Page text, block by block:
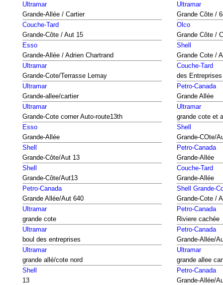
Ultramar
Grande-Allée / Cartier
Ultramar
Grande Côte /
Couche-Tard
Grande-Côte / Aut 15
Olco
Grande Côte /
Esso
Grande-Allée / Adrien Chartrand
Shell
Grande Cote /
Ultramar
Grande-Cote/Terrasse Lemay
Couche-Tard
des
Ultramar
Grande-allee/cartier
Petro-Canada
Grande Allée
Ultramar
Grande-Cote corner Auto-route13th
Ultramar
grande cote et
Esso
Grande-Allée
Shell
Grande-COte/
Shell
Grande-Côte/Aut 13
Petro-Canada
Grande-Allée
Shell
Grande-Côte/Aut13
Couche-Tard
Grande-Allée
Petro-Canada
Grande Allée/Aut 640
Shell Grande-
Grande-Cote /
Ultramar
grande cote
Petro-Canada
Riviere cachée
Ultramar
boul des entreprises
Petro-Canada
Grande-Allée/
Ultramar
grande allé/cote nord
Ultramar
grande allee
Shell
13
Petro-Canada
Grande-Allée/